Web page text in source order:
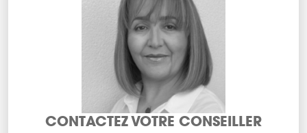
CONTACTEZ VOTRE CONSEILLER